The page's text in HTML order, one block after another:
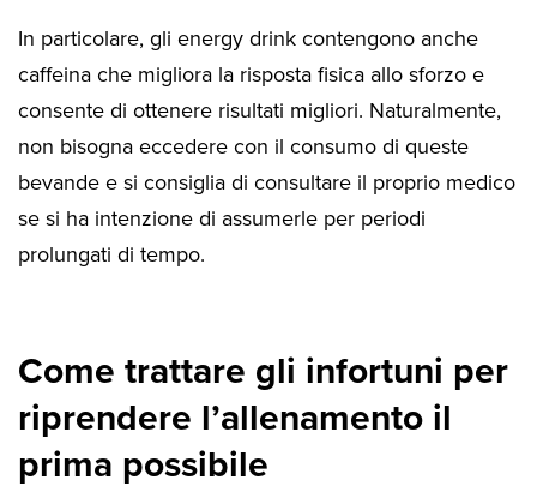
In particolare, gli energy drink contengono anche
caffeina che migliora la risposta fisica allo sforzo e
consente di ottenere risultati migliori. Naturalmente,
non bisogna eccedere con il consumo di queste
bevande e si consiglia di consultare il proprio medico
se si ha intenzione di assumerle per periodi
prolungati di tempo.
Come trattare gli infortuni per
riprendere l’allenamento il
prima possibile